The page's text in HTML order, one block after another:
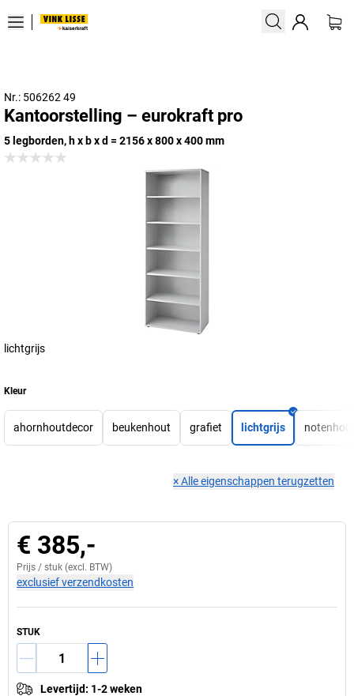
Nr.: 506262 49
Kantoorstelling – eurokraft pro
5 legborden, h x b x d = 2156 x 800 x 400 mm
lichtgrijs
Kleur
ahornhoutdecor beukenhout grafiet lichtgrijs
×Alle eigenschappen terugzetten
€ 385,-
Prijs / stuk (excl. BTW)
exclusief verzendkosten
STUK
Levertijd: 1-2 weken